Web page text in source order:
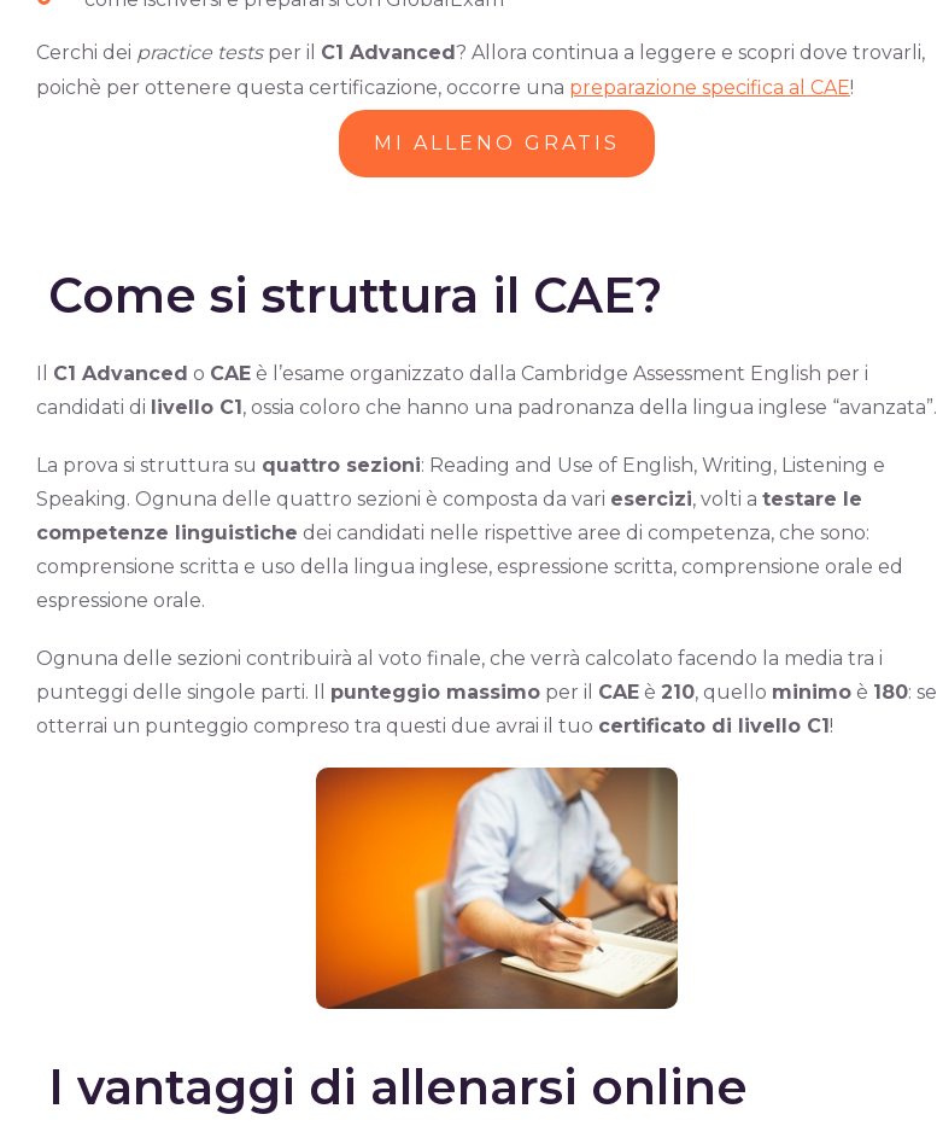
Cerchi dei practice testsper il C1 Advanced? Allora continua a leggere e scopri dove trovarli,
poichè per ottenere questa certificazione, occorre una preparazione specifica al CAE!
MI ALLENO GRATIS
Come si struttura il CAE?
Il C1 Advanced o CAEè l’esame organizzato dalla Cambridge Assessment English per i
candidati di livello C1, ossia coloro che hanno una padronanza della lingua inglese “avanzata”.
La prova si struttura su quattro sezioni: Reading and Use of English, Writing, Listening e
Speaking. Ognuna delle quattro sezioni è composta da vari esercizi, volti a testare le
competenze linguistiche dei candidati nelle rispettive aree di competenza, che sono:
comprensione scritta e uso della lingua inglese, espressione scritta, comprensione orale ed
espressione orale.
Ognuna delle sezioni contribuirà al voto finale, che verrà calcolato facendo la media tra i
punteggi delle singole parti. Il punteggio massimoper il CAEè 210, quello minimoè 180: se
otterrai un punteggio compreso tra questi due avrai il tuo certificato di livello C1!
I vantaggi di allenarsi online